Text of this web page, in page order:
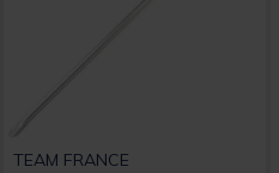
TEAM FRANCE